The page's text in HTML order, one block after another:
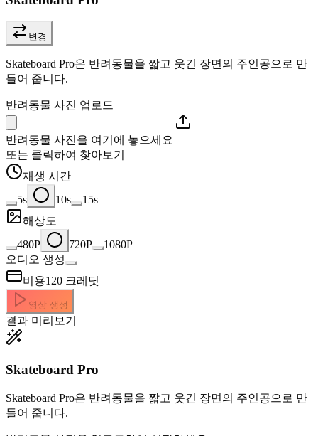
변경
Skateboard Pro은 반려동물을 짧고 웃긴 장면의 주인공으로 만
들어 줍니다.
반려동물 사진 업로드
반려동물 사진을 여기에 놓으세요
또는 클릭하여 찾아보기
재생 시간
5s
10s
15s
해상도
480P
720P
1080P
오디오 생성
비용120 크레딧
영상 생성
결과 미리보기
Skateboard Pro
Skateboard Pro은 반려동물을 짧고 웃긴 장면의 주인공으로 만
들어 줍니다.